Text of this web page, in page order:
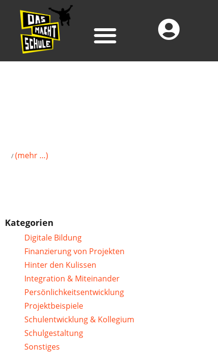
/(mehr …)
Kategorien
Digitale Bildung
Finanzierung von Projekten
Hinter den Kulissen
Integration & Miteinander
Persönlichkeitsentwicklung
Projektbeispiele
Schulentwicklung & Kollegium
Schulgestaltung
Sonstiges